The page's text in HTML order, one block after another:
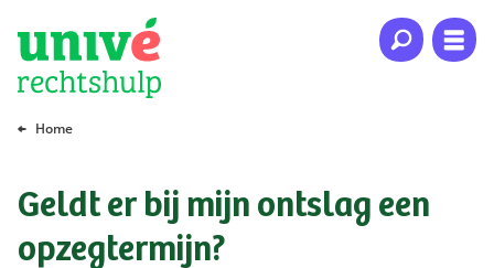
Naar hoofdinhoud
Naar hoofdnavigatie
Naar footer
Home
Geldt er bij mijn ontslag een
opzegtermijn?